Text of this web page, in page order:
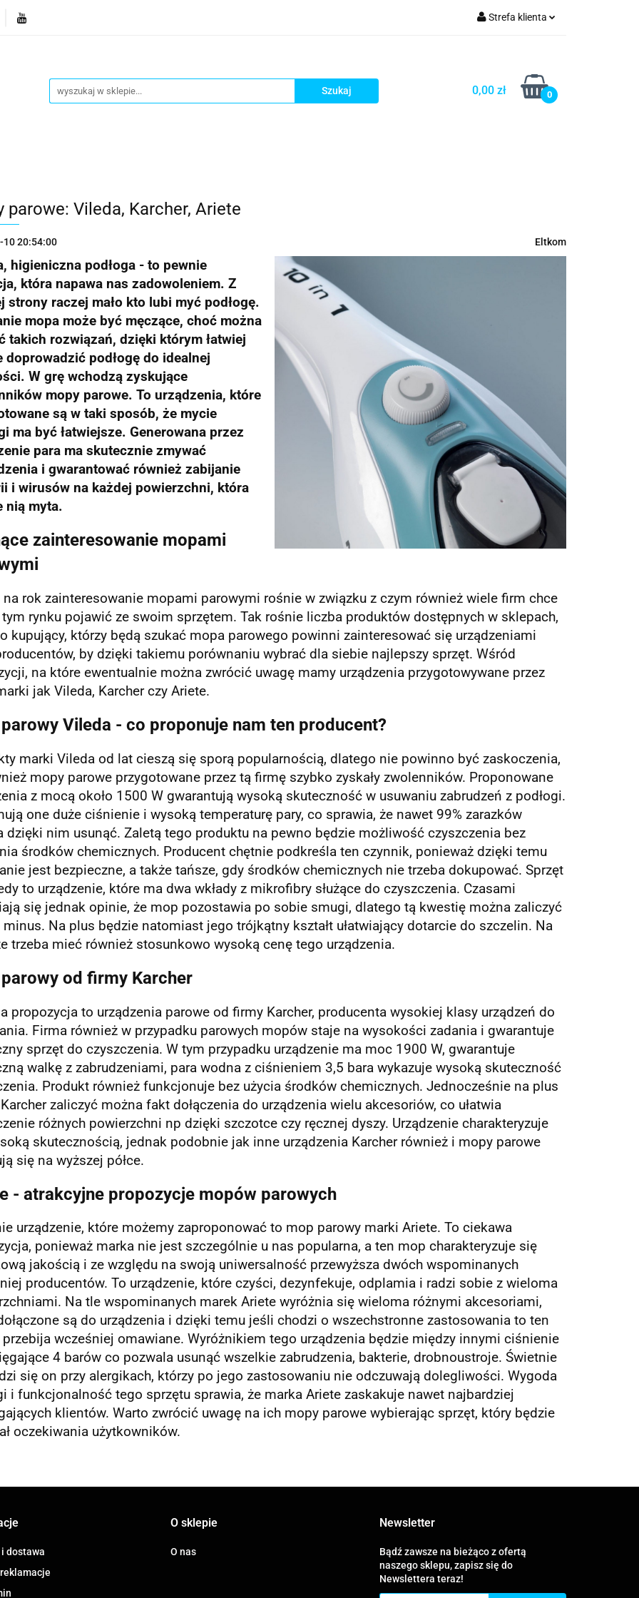
Strefa klienta
Zarejestruj się
Dodaj zgłoszenie
0,00 zł 0
parowe: Vileda, Karcher, Ariete
10 20:54:00 Eltkom
higieniczna podłoga - to pewnie
która napawa nas zadowoleniem. Z
strony raczej mało kto lubi myć podłogę.
mopa może być męczące, choć można
takich rozwiązań, dzięki którym łatwiej
doprowadzić podłogę do idealnej
W grę wchodzą zyskujące
mopy parowe. To urządzenia, które
są w taki sposób, że mycie
ma być łatwiejsze. Generowana przez
para ma skutecznie zmywać
i gwarantować również zabijanie
i wirusów na każdej powierzchni, która
nią myta.
zainteresowanie mopami
na rok zainteresowanie mopami parowymi rośnie w związku z czym również wiele firm chce
rynku pojawić ze swoim sprzętem. Tak rośnie liczba produktów dostępnych w sklepach,
kupujący, którzy będą szukać mopa parowego powinni zainteresować się urządzeniami
by dzięki takiemu porównaniu wybrać dla siebie najlepszy sprzęt. Wśród
na które ewentualnie można zwrócić uwagę mamy urządzenia przygotowywane przez
jak Vileda, Karcher czy Ariete.
Vileda - co proponuje nam ten producent?
marki Vileda od lat cieszą się sporą popularnością, dlatego nie powinno być zaskoczenia,
mopy parowe przygotowane przez tą firmę szybko zyskały zwolenników. Proponowane
z mocą około 1500 W gwarantują wysoką skuteczność w usuwaniu zabrudzeń z podłogi.
one duże ciśnienie i wysoką temperaturę pary, co sprawia, że nawet 99% zarazków
dzięki nim usunąć. Zaletą tego produktu na pewno będzie możliwość czyszczenia bez
środków chemicznych. Producent chętnie podkreśla ten czynnik, ponieważ dzięki temu
jest bezpieczne, a także tańsze, gdy środków chemicznych nie trzeba dokupować. Sprzęt
to urządzenie, które ma dwa wkłady z mikrofibry służące do czyszczenia. Czasami
się jednak opinie, że mop pozostawia po sobie smugi, dlatego tą kwestię można zaliczyć
Na plus będzie natomiast jego trójkątny kształt ułatwiający dotarcie do szczelin. Na
trzeba mieć również stosunkowo wysoką cenę tego urządzenia.
od firmy Karcher
propozycja to urządzenia parowe od firmy Karcher, producenta wysokiej klasy urządzeń do
Firma również w przypadku parowych mopów staje na wysokości zadania i gwarantuje
sprzęt do czyszczenia. W tym przypadku urządzenie ma moc 1900 W, gwarantuje
walkę z zabrudzeniami, para wodna z ciśnieniem 3,5 bara wykazuje wysoką skuteczność
Produkt również funkcjonuje bez użycia środków chemicznych. Jednocześnie na plus
zaliczyć można fakt dołączenia do urządzenia wielu akcesoriów, co ułatwia
różnych powierzchni np dzięki szczotce czy ręcznej dyszy. Urządzenie charakteryzuje
skutecznością, jednak podobnie jak inne urządzenia Karcher również i mopy parowe
się na wyższej półce.
- atrakcyjne propozycje mopów parowych
urządzenie, które możemy zaproponować to mop parowy marki Ariete. To ciekawa
ponieważ marka nie jest szczególnie u nas popularna, a ten mop charakteryzuje się
jakością i ze względu na swoją uniwersalność przewyższa dwóch wspominanych
producentów. To urządzenie, które czyści, dezynfekuje, odplamia i radzi sobie z wieloma
Na tle wspominanych marek Ariete wyróżnia się wieloma różnymi akcesoriami,
są do urządzenia i dzięki temu jeśli chodzi o wszechstronne zastosowania to ten
wcześniej omawiane. Wyróżnikiem tego urządzenia będzie między innymi ciśnienie
4 barów co pozwala usunąć wszelkie zabrudzenia, bakterie, drobnoustroje. Świetnie
się on przy alergikach, którzy po jego zastosowaniu nie odczuwają dolegliwości. Wygoda
i funkcjonalność tego sprzętu sprawia, że marka Ariete zaskakuje nawet najbardziej
klientów. Warto zwrócić uwagę na ich mopy parowe wybierając sprzęt, który będzie
oczekiwania użytkowników.
i dostawa
O sklepie
O nas
Newsletter
Bądź zawsze na bieżąco z ofertą
naszego sklepu, zapisz się do
Newslettera teraz!